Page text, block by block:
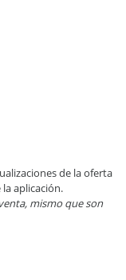
de la oferta
aplicación.
mismo que son